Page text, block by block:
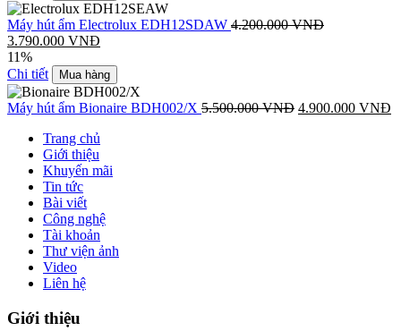
Máy hút ẩm Electrolux EDH12SDAW 4.200.000VNĐ
3.790.000 VNĐ
11%
Chi tiết
Mua hàng
Máy hút ẩm Bionaire BDH002/X 5.500.000VNĐ 4.900.000 VNĐ
Trang chủ
Giới thiệu
Khuyến mãi
Tin tức
Bài viết
Công nghệ
Tài khoản
Thư viện ảnh
Video
Liên hệ
Giới thiệu